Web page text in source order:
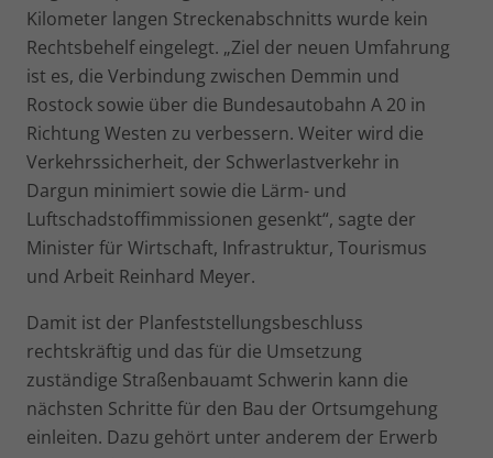
Kilometer langen Streckenabschnitts wurde kein
Rechtsbehelf eingelegt. „Ziel der neuen Umfahrung
ist es, die Verbindung zwischen Demmin und
Rostock sowie über die Bundesautobahn A 20 in
Richtung Westen zu verbessern. Weiter wird die
Verkehrssicherheit, der Schwerlastverkehr in
Dargun minimiert sowie die Lärm- und
Luftschadstoffimmissionen gesenkt“, sagte der
Minister für Wirtschaft, Infrastruktur, Tourismus
und Arbeit Reinhard Meyer.
Damit ist der Planfeststellungsbeschluss
rechtskräftig und das für die Umsetzung
zuständige Straßenbauamt Schwerin kann die
nächsten Schritte für den Bau der Ortsumgehung
einleiten. Dazu gehört unter anderem der Erwerb